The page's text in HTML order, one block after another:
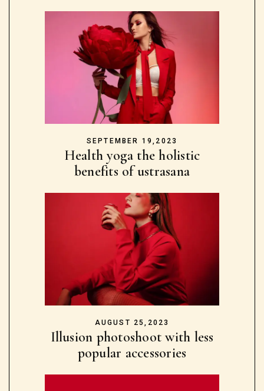
SEPTEMBER 19,2023
Health yoga the holistic
benefits of ustrasana
AUGUST 25,2023
Illusion photoshoot with less
popular accessories